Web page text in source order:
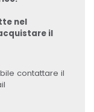
nel
il
contattare il